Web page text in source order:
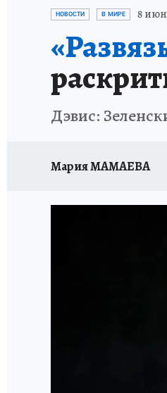
НОВОСТИ В МИРЕ 8
Дэвис:
Мария МАМАЕВА